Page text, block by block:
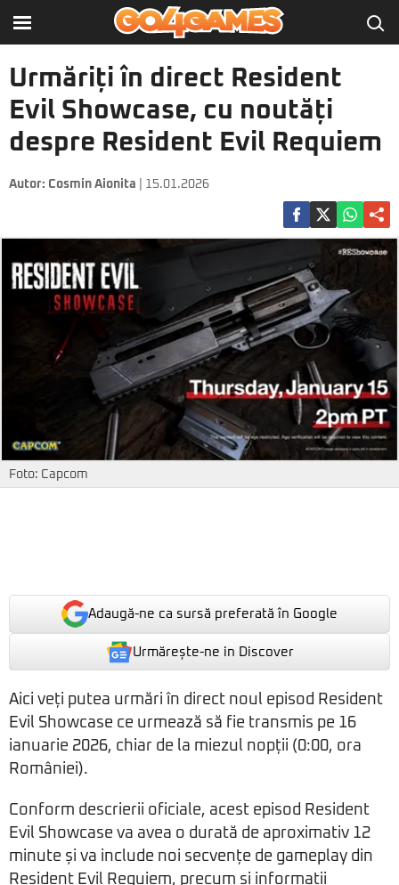
Urmăriți în direct Resident
Evil Showcase, cu noutăți
despre Resident Evil Requiem
Autor: Cosmin Aionita | 15.01.2026
Foto: Capcom
Adaugă-ne ca sursă preferată în Google
Urmărește-ne in Discover
Aici veți putea urmări în direct noul episod Resident
Evil Showcase ce urmează să fie transmis pe 16
ianuarie 2026, chiar de la miezul nopții (0:00, ora
României).
Conform descrierii oficiale, acest episod Resident
Evil Showcase va avea o durată de aproximativ 12
minute și va include noi secvențe de gameplay din
Resident Evil Requiem, precum și informații